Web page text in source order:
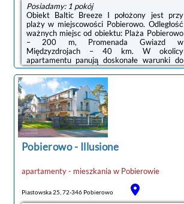
Posiadamy: 1 pokój
Obiekt Baltic Breeze I położony jest przy
plaży w miejscowości Pobierowo. Odległość
ważnych miejsc od obiektu: Plaża Pobierowo
– 200 m, Promenada Gwiazd w
Międzyzdrojach – 40 km. W okolicy
apartamentu panują doskonałe warunki do
uprawiania trekkingu i jazdy na rowerze,
dostępny jest także bezpłatny prywatny
parking.W apartamencie zapewniono
bezpłatne Wi-Fi, telewizor z płaskim ekranem
z dostępem do kanałów satelitarnych, pralkę
oraz aneks kuchenny z lodówką i zmywarką.
W apartamencie zapewniono ręczniki i
pościel.Na terenie obiektu Baltic Breeze I
znajduje się taras ...
Pobierowo- Illusione
apartamenty - mieszkania w Pobierowie
Piastowska 25, 72-346 Pobierowo